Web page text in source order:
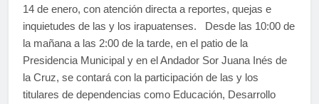
14 de enero, con atención directa a reportes, quejas e
inquietudes de las y los irapuatenses. Desde las 10:00 de
la mañana a las 2:00 de la tarde, en el patio de la
Presidencia Municipal y en el Andador Sor Juana Inés de
la Cruz, se contará con la participación de las y los
titulares de dependencias como Educación, Desarrollo